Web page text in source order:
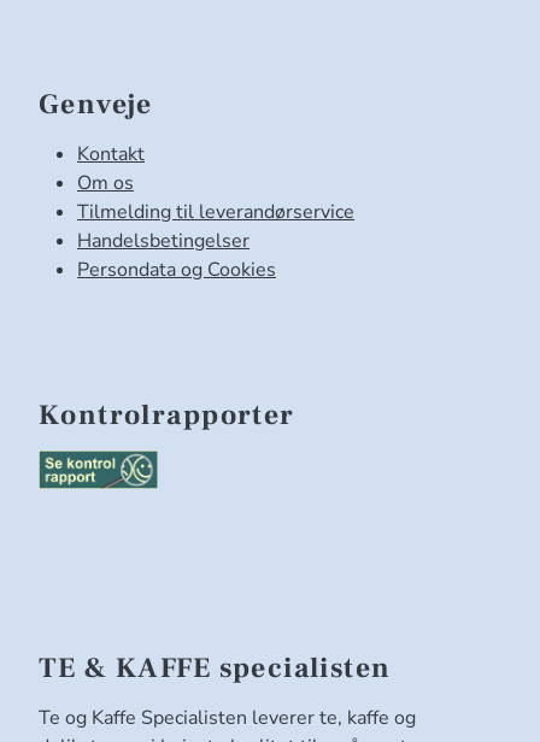
Genveje
Kontakt
Om os
Tilmelding til leverandørservice
Handelsbetingelser
Persondata og Cookies
Kontrolrapporter
TE & KAFFE specialisten
Te og Kaffe Specialisten leverer te, kaffe og